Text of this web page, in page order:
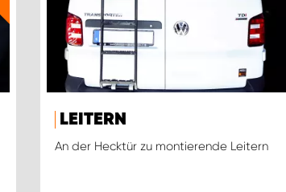
LEITERN
An der Hecktür zu montierende Leitern